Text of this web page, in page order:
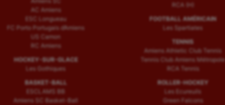
AC Amiens
ESC Longueau
FC Porto Portugais d’Amiens
US Camon
RC Amiens
HOCKEY-SUR-GLACE
Les Gothiques
BASKET-BALL
ESCLAMS BB
Amiens SC Basket-Ball
RCA (H)
FOOTBALL AMÉRICAIN
Les Spartiates
TENNIS
Amiens Athletic Club Tennis
Tennis Club Amiens Métropole
RCA Tennis
ROLLER-HOCKEY
Les Ecureuils
Green Falcons